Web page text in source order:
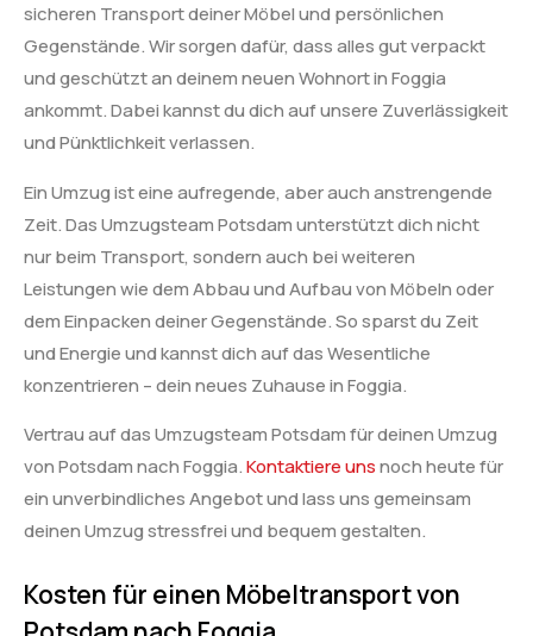
sicheren Transport deiner Möbel und persönlichen
Gegenstände. Wir sorgen dafür, dass alles gut verpackt
und geschützt an deinem neuen Wohnort in Foggia
ankommt. Dabei kannst du dich auf unsere Zuverlässigkeit
und Pünktlichkeit verlassen.
Ein Umzug ist eine aufregende, aber auch anstrengende
Zeit. Das Umzugsteam Potsdam unterstützt dich nicht
nur beim Transport, sondern auch bei weiteren
Leistungen wie dem Abbau und Aufbau von Möbeln oder
dem Einpacken deiner Gegenstände. So sparst du Zeit
und Energie und kannst dich auf das Wesentliche
konzentrieren – dein neues Zuhause in Foggia.
Vertrau auf das Umzugsteam Potsdam für deinen Umzug
von Potsdam nach Foggia.Kontaktiere unsnoch heute für
ein unverbindliches Angebot und lass uns gemeinsam
deinen Umzug stressfrei und bequem gestalten.
Kosten für einen Möbeltransport von